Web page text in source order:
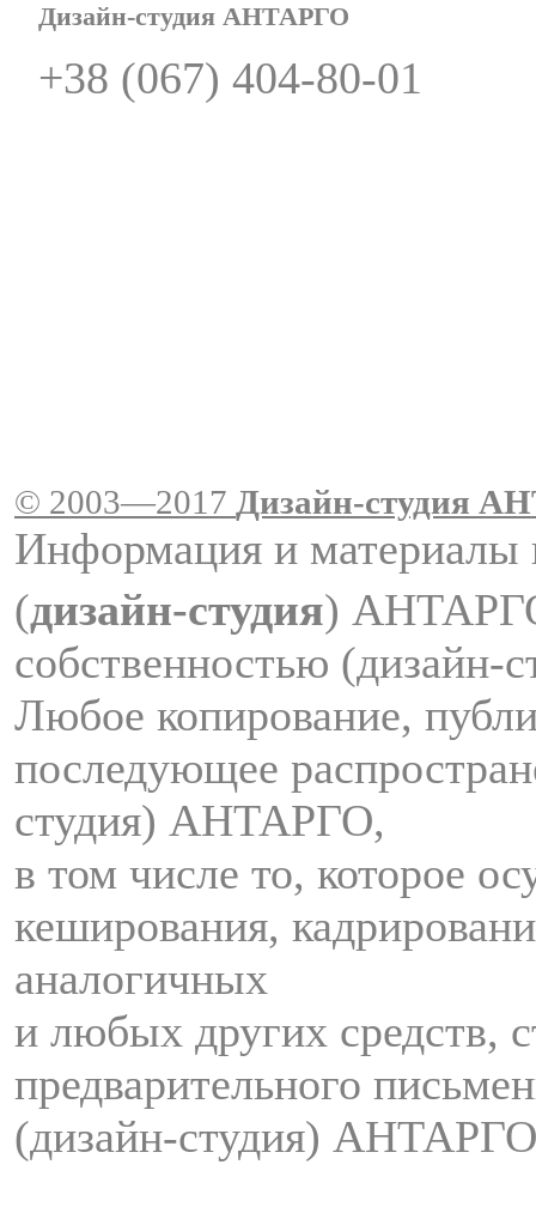
Дизайн-студия АНТАРГО
+38 (067) 404-80-01
© 2003—2017 Дизайн-студия
Информация и материалы
(дизайн-студия)
собственностью
Любое копирование,
последующее
студия) АНТАРГО,
в том числе то, которое
кеширования,
аналогичных
и любых других средств,
предварительного
(дизайн-студия)